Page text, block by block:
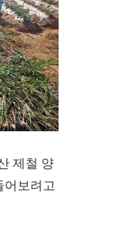
제철 양
어보려고